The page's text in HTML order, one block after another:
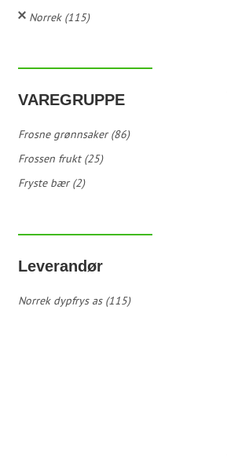
Norrek (115)
VAREGRUPPE
Frosne grønnsaker (86)
Frossen frukt (25)
Fryste bær (2)
Leverandør
Norrek dypfrys as (115)